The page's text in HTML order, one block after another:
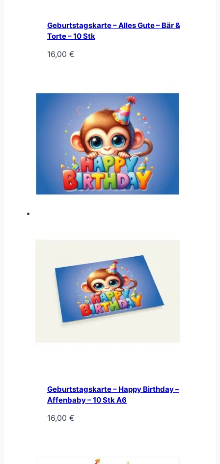
Geburtstagskarte – Alles Gute – Bär &
Torte – 10 Stk
16,00 €
Geburtstagskarte – Happy Birthday –
Affenbaby – 10 Stk A6
16,00 €